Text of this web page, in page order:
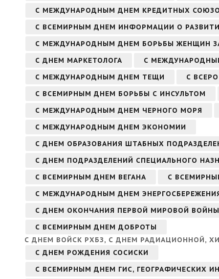
С МЕЖДУНАРОДНЫМ ДНЕМ КРЕДИТНЫХ
С ВСЕМИРНЫМ ДНЕМ ИНФОРМАЦИИ О
С МЕЖДУНАРОДНЫМ ДНЕМ БОРЬБЫ ЖЕНЩИН
С ДНЕМ МАРКЕТОЛОГА
С
С МЕЖДУНАРОДНЫМ ДНЕМ ТЕЩИ
С
С ВСЕМИРНЫМ ДНЕМ БОРЬБЫ С ИНСУЛЬТОМ
С МЕЖДУНАРОДНЫМ ДНЕМ ЧЕРНОГО МОРЯ
С МЕЖДУНАРОДНЫМ ДНЕМ ЭКОНОМИИ
С ДНЕМ ОБРАЗОВАНИЯ ШТАБНЫХ
С ДНЕМ ПОДРАЗДЕЛЕНИЙ СПЕЦИАЛЬНОГО
С ВСЕМИРНЫМ ДНЕМ ВЕГАНА
С
С МЕЖДУНАРОДНЫМ ДНЕМ
С ДНЕМ ОКОНЧАНИЯ ПЕРВОЙ МИРОВОЙ ВОЙНЫ
С ВСЕМИРНЫМ ДНЕМ ДОБРОТЫ
С ДНЕМ ВОЙСК РХБЗ, С ДНЕМ РАДИАЦИОННОЙ,
С ДНЕМ РОЖДЕНИЯ СОСИСКИ
С ВСЕМИРНЫМ ДНЕМ ГИС, ГЕОГРАФИЧЕСКИХ